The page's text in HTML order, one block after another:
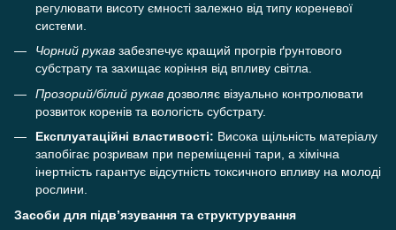
регулювати висоту ємності залежно від типу кореневої
системи.
Чорний рукав забезпечує кращий прогрів ґрунтового
субстрату та захищає коріння від впливу світла.
Прозорий/білий рукав дозволяє візуально контролювати
розвиток коренів та вологість субстрату.
Експлуатаційні властивості: Висока щільність матеріалу
запобігає розривам при переміщенні тари, а хімічна
інертність гарантує відсутність токсичного впливу на молоді
рослини.
Засоби для підв’язування та структурування